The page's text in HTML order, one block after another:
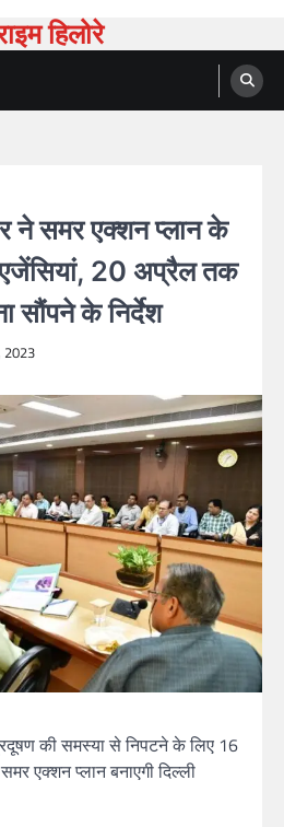
हिलोरे
ने समर एक्शन प्लान के
एजेंसियां, 20 अप्रैल तक
सौंपने के निर्देश
2023
की समस्या से निपटने के लिए 16
एक्शन प्लान बनाएगी दिल्ली